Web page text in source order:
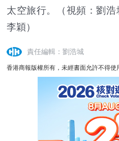
太空旅行。（視頻：劉浩
李穎）
責任編輯：劉浩城
香港商報版權所有，未經書面允許不得使